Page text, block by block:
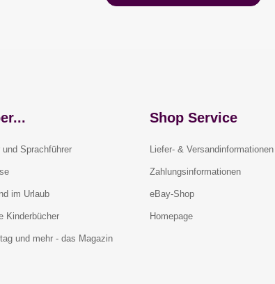
Sprachführer
im Urlaub
Kinderbücher
und mehr - das Magazin
Shop Service
Liefer- & Versandinformationen
Zahlungsinformationen
eBay-Shop
Homepage